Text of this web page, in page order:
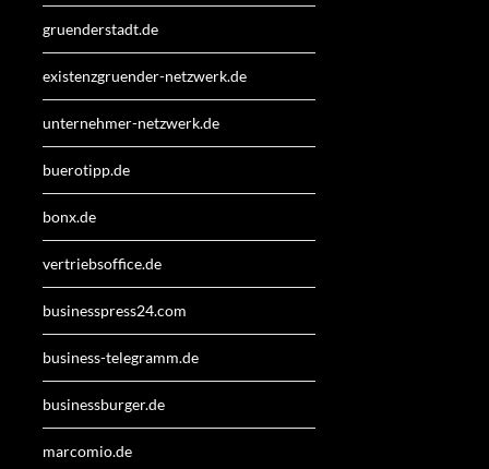
gruenderstadt.de
existenzgruender-netzwerk.de
unternehmer-netzwerk.de
buerotipp.de
bonx.de
vertriebsoffice.de
businesspress24.com
business-telegramm.de
businessburger.de
marcomio.de